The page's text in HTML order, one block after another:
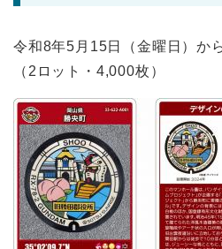
令和8年5月15日（金曜日）か
（2ロット・4,000枚）